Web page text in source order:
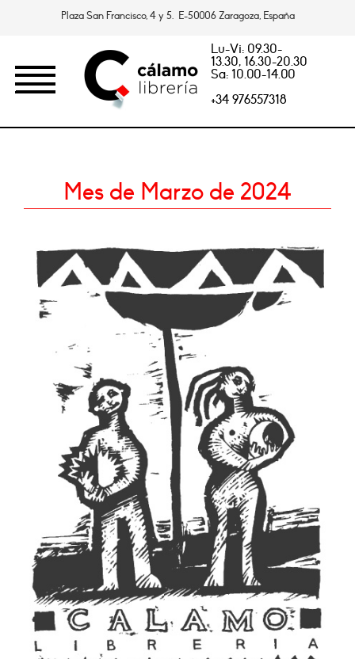
Plaza San Francisco, 4 y 5. E-50006 Zaragoza, España
Lu-Vi: 09.30-
13.30, 16.30-20.30
Sa: 10.00-14.00
+34 976557318
Mes de Marzo de 2024